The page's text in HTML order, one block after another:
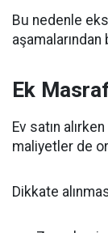
Bu nedenle
Ek
Ev satın
maliyetler de
Dikkate